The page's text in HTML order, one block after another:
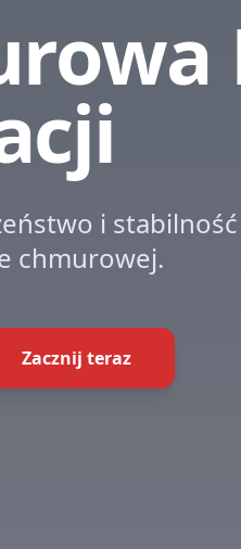
i stabilność
chmurowej.
Zacznij teraz